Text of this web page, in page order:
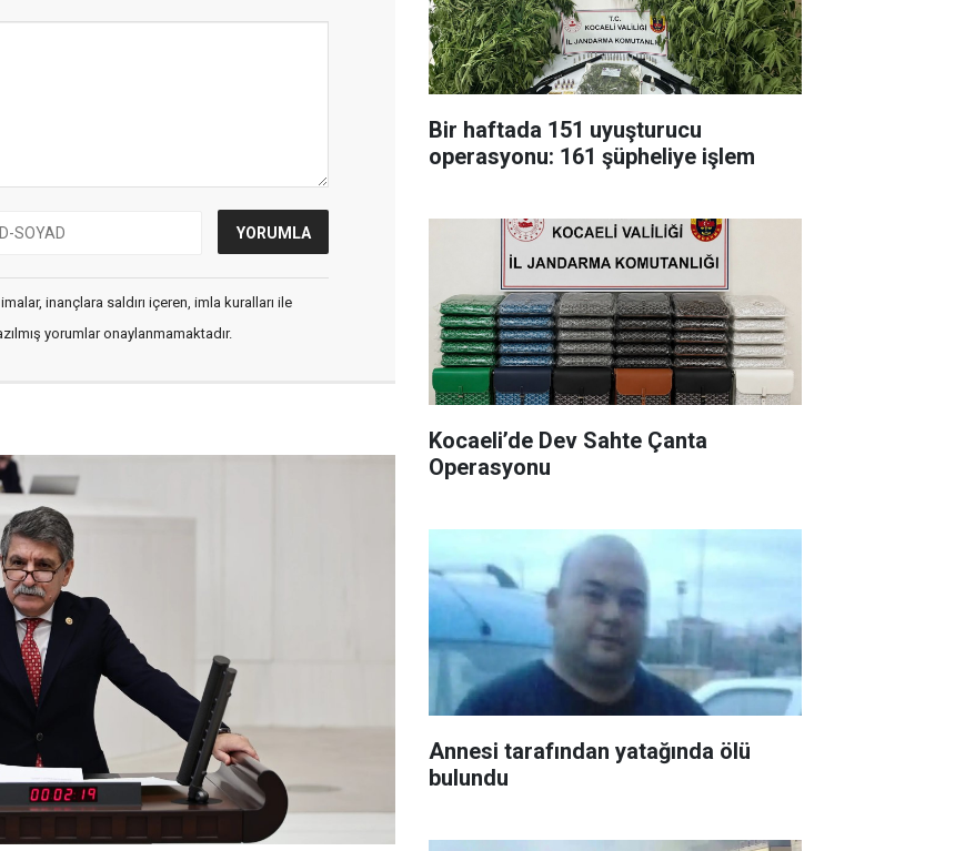
inançlara saldırı içeren, imla kuralları ile
yorumlar onaylanmamaktadır.
Bir haftada 151 uyuşturucu
operasyonu: 161 şüpheliye işlem
Kocaeli’de Dev Sahte Çanta
Operasyonu
Annesi tarafından yatağında ölü
bulundu